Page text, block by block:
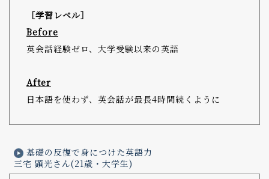
［学習レベル］
Before
英会話経験ゼロ、大学受験以来の英語
After
日本語を使わず、英会話が最長4時間続くように
基礎の反復で身につけた英語力
三宅 顕光さん(21歳・大学生)